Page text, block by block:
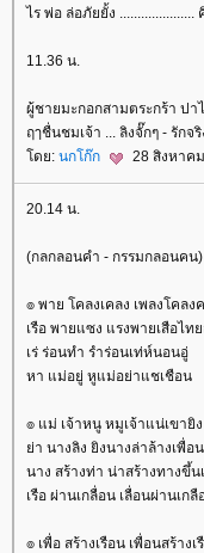
ไร พ่อ ล่อภัยยั้ง
11.36 น.
ผู้ชายมะกอกสามตระกร้า ปา
ฤๅชื่นชมเจ้า ... ลิงจั๊กๆ - รักจริ
ดย: นกโก๊ก 28 สิงหาค
20.14 น.
(กลกลอนคำ - กรรมกลอนคน)
๏ พาย โคลงเคลง เพลงโคลง
เรือ พายแซง แรงพายเสือไท
เร่ ร่อนทำ รำร่อนเท่ห์นอนอู่
หา แม่อยู่ หูแม่อย่าแชเชือน
๏ แม่ เจ้าหนู หมูเจ้าแน่เขายิง
่า นางลิง ยิงนางล่าล้างเพื่อน
นาง สร้างท่า น่าสร้างทางขึ้น
เรือ ผ่านเกลื่อน เลื่อนผ่านเก
๏ เพื่อ สร้างเรือน เพื่อนสร้าง